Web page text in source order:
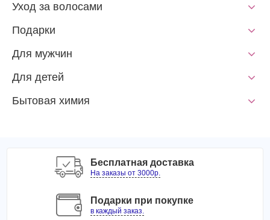
Уход за волосами
Подарки
Для мужчин
Для детей
Бытовая химия
Бесплатная доставка
На заказы от 3000р.
Подарки при покупке
в каждый заказ.